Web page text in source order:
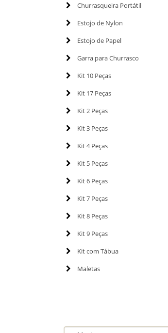
Churrasqueira Portátil
Estojo de Nylon
Estojo de Papel
Garra para Churrasco
Kit 10 Peças
Kit 17 Peças
Kit 2 Peças
Kit 3 Peças
Kit 4 Peças
Kit 5 Peças
Kit 6 Peças
Kit 7 Peças
Kit 8 Peças
Kit 9 Peças
Kit com Tábua
Maletas